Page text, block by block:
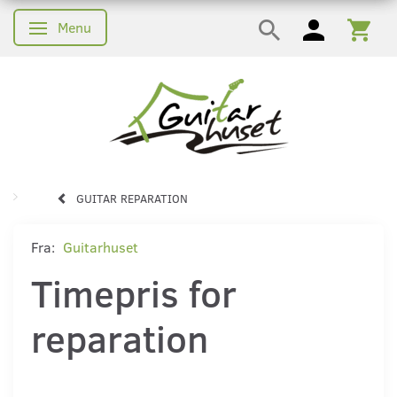
Skifte navigation
Menu
GUITAR REPARATION
Fra: Guitarhuset
Timepris for
reparation